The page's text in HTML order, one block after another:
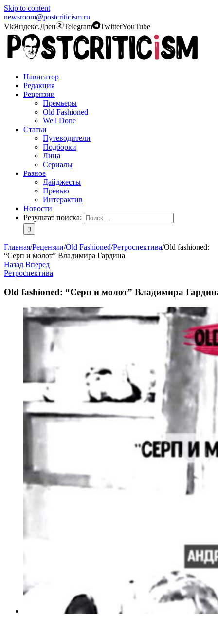
Skip to content
newsroom@postcriticism.ru
VkЯндекс.Дзен Telegram TwitterYouTube
Навигатор
Редакция
Рецензии
Премьеры
Old Fashioned
Well Done
Статьи
Путеводители
Подборки
Лица
Сериалы
Разное
Дайджесты
Превью
Интерактив
Новости
Результат поиска:
Главная/Рецензии/Old Fashioned/Ретроспектива/Old fashioned:
“Серп и молот” Владимира Гардина
Назад Вперед
Ретроспектива
Old fashioned: “Серп и молот” Владимира